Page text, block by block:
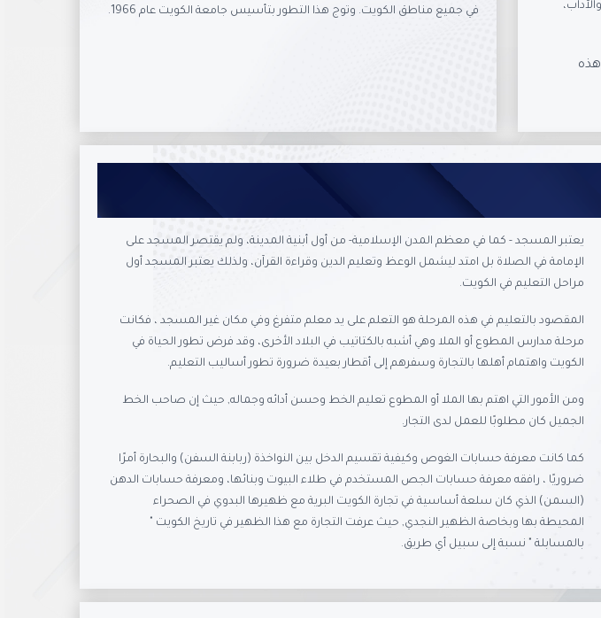
هذه
في جميع مناطق الكويت. وتوج هذا التطور بتأسيس جامعة الكويت عام 1966.
يعتبر المسجد - كما في معظم المدن الإسلامية- من أول أبنية المدينة، ولم يقتصر المسجد على
الإمامة في الصلاة بل امتد ليشمل الوعظ وتعليم الدين وقراءة القرآن، ولذلك يعتبر المسجد أول
مراحل التعليم في الكويت.
المقصود بالتعليم في هذه المرحلة هو التعلم على يد معلم متفرغ وفي مكان غير المسجد ، فكانت
مرحلة مدارس المطوع أو الملا وهي أشبه بالكتاتيب في البلاد الأخرى، وقد فرض تطور الحياة في
الكويت واهتمام أهلها بالتجارة وسفرهم إلى أقطار بعيدة ضرورة تطور أساليب التعليم.
ومن الأمور التي اهتم بها الملا أو المطوع تعليم الخط وحسن أدائه وجماله, حيث إن صاحب الخط
الجميل كان مطلوبًا للعمل لدى التجار.
كما كانت معرفة حسابات الغوص وكيفية تقسيم الدخل بين النواخذة (ربابنة السفن) والبحارة أمرًا
ضروريًا ، رافقه معرفة حسابات الجص المستخدم في طلاء البيوت وبنائها، ومعرفة حسابات الدهن
(السمن) الذي كان سلعة أساسية في تجارة الكويت البرية مع ظهيرها البدوي في الصحراء
المحيطة بها وبخاصة الظهير النجدي, حيث عرفت التجارة مع هذا الظهير في تاريخ الكويت "
بالمسابلة " نسبة إلى سبيل أي طريق.